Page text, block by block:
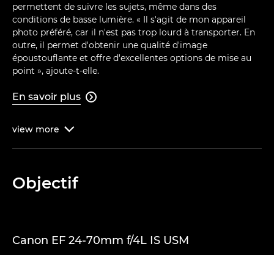
permettent de suivre les sujets, même dans des
conditions de basse lumière. « Il s'agit de mon appareil
photo préféré, car il n'est pas trop lourd à transporter. En
outre, il permet d'obtenir une qualité d'image
époustouflante et offre d'excellentes options de mise au
point », ajoute-t-elle.
En savoir plus 
view more 
Objectif
Canon EF 24-70mm f/4L IS USM